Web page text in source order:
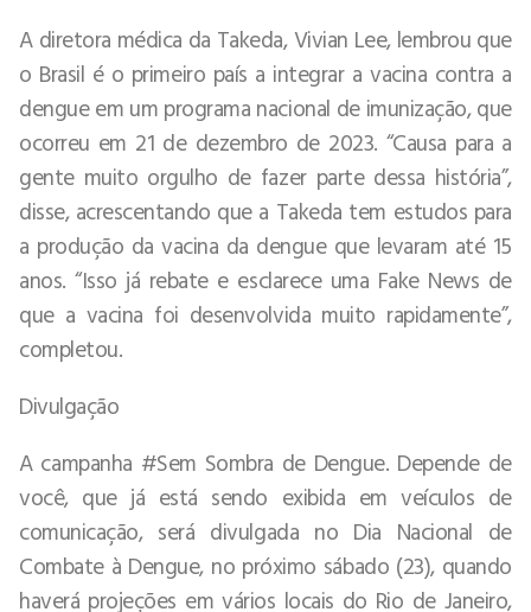
A diretora médica da Takeda, Vivian Lee, lembrou que
o Brasil é o primeiro país a integrar a vacina contra a
dengue em um programa nacional de imunização, que
ocorreu em 21 de dezembro de 2023. “Causa para a
gente muito orgulho de fazer parte dessa história”,
disse, acrescentando que a Takeda tem estudos para
a produção da vacina da dengue que levaram até 15
anos. “Isso já rebate e esclarece uma Fake News de
que a vacina foi desenvolvida muito rapidamente”,
completou.
Divulgação
A campanha #Sem Sombra de Dengue. Depende de
você, que já está sendo exibida em veículos de
comunicação, será divulgada no Dia Nacional de
Combate à Dengue, no próximo sábado (23), quando
haverá projeções em vários locais do Rio de Janeiro,